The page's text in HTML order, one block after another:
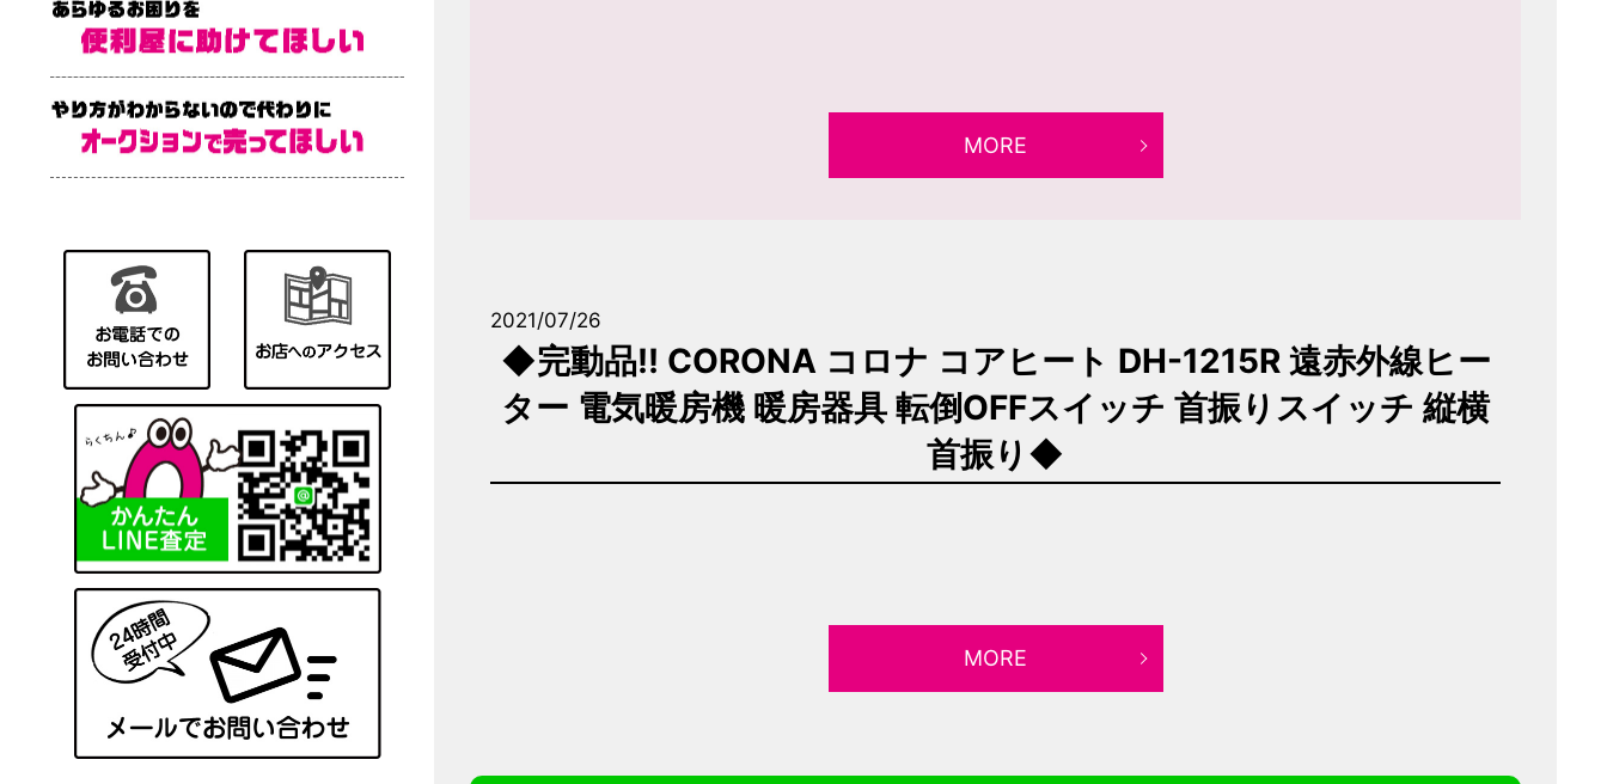
MORE
2021/07/26
◆完動品!! CORONA コロナ コアヒート DH-1215R 遠赤外線ヒー
ター 電気暖房機 暖房器具 転倒OFFスイッチ 首振りスイッチ 縦横
首振り◆
MORE